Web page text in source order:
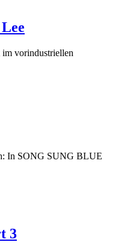
vorindustriellen
In SONG SUNG BLUE
3